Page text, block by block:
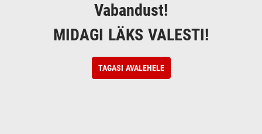
Vabandust!
MIDAGI LÄKS VALESTI!
TAGASI AVALEHELE